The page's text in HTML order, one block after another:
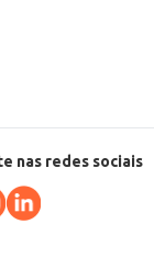
nas redes sociais